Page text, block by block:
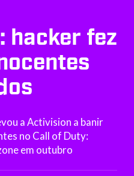
hacker fez
a Activision a banir
no Call of Duty:
em outubro